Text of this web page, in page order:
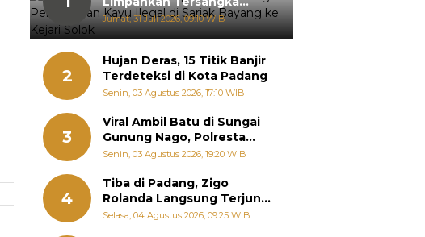
Pemanenan Kayu Ilegal di
Sariak Bayang ke Kejari
Jumat, 31 Juli 2026, 09:10 WIB
2
Hujan Deras, 15 Titik Banjir
Terdeteksi di Kota Padang
Senin, 03 Agustus 2026, 17:10 WIB
3
Viral Ambil Batu di Sungai
Gunung Nago, Polresta
Padang Ungkap Fakta
Senin, 03 Agustus 2026, 19:20 WIB
4
Tiba di Padang, Zigo
Rolanda Langsung Terjun
Bantu Warga Terdampak
Selasa, 04 Agustus 2026, 09:25 WIB